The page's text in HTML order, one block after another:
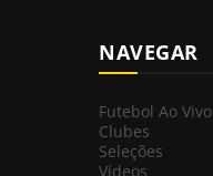
NAVEGAR
Futebol Ao Vivo
Clubes
Seleções
Vídeos